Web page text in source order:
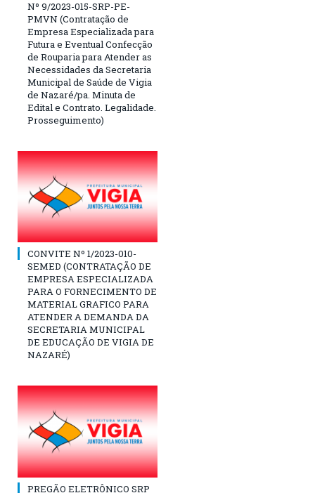
Nº 9/2023-015-SRP-PE-
PMVN (Contratação de
Empresa Especializada para
Futura e Eventual Confecção
de Rouparia para Atender as
Necessidades da Secretaria
Municipal de Saúde de Vigia
de Nazaré/pa. Minuta de
Edital e Contrato. Legalidade.
Prosseguimento)
CONVITE Nº 1/2023-010-
SEMED (CONTRATAÇÃO DE
EMPRESA ESPECIALIZADA
PARA O FORNECIMENTO DE
MATERIAL GRAFICO PARA
ATENDER A DEMANDA DA
SECRETARIA MUNICIPAL
DE EDUCAÇÃO DE VIGIA DE
NAZARÉ)
PREGÃO ELETRÔNICO SRP